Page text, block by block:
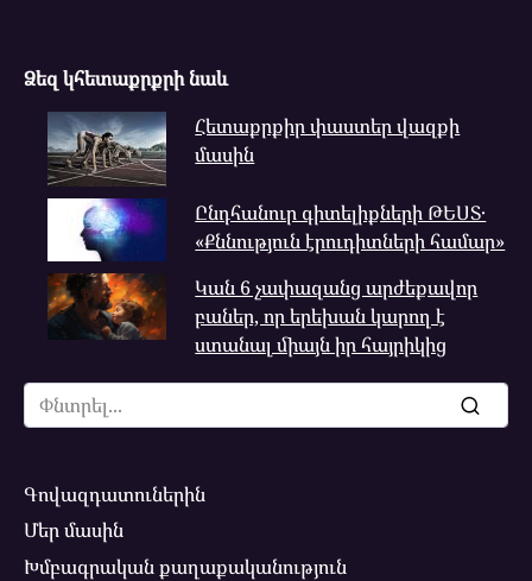
Ձեզ կհետաքրքրի նաև
Հետաքրքիր փաստեր վազքի
մասին
Ընդհանուր գիտելիքների ԹԵՍՏ․
«Քննություն էրուդիտների համար»
Կան 6 չափազանց արժեքավոր
բաներ, որ երեխան կարող է
ստանալ միայն իր հայրիկից
Search
for:
Գովազդատուներին
Մեր մասին
Խմբագրական քաղաքականություն